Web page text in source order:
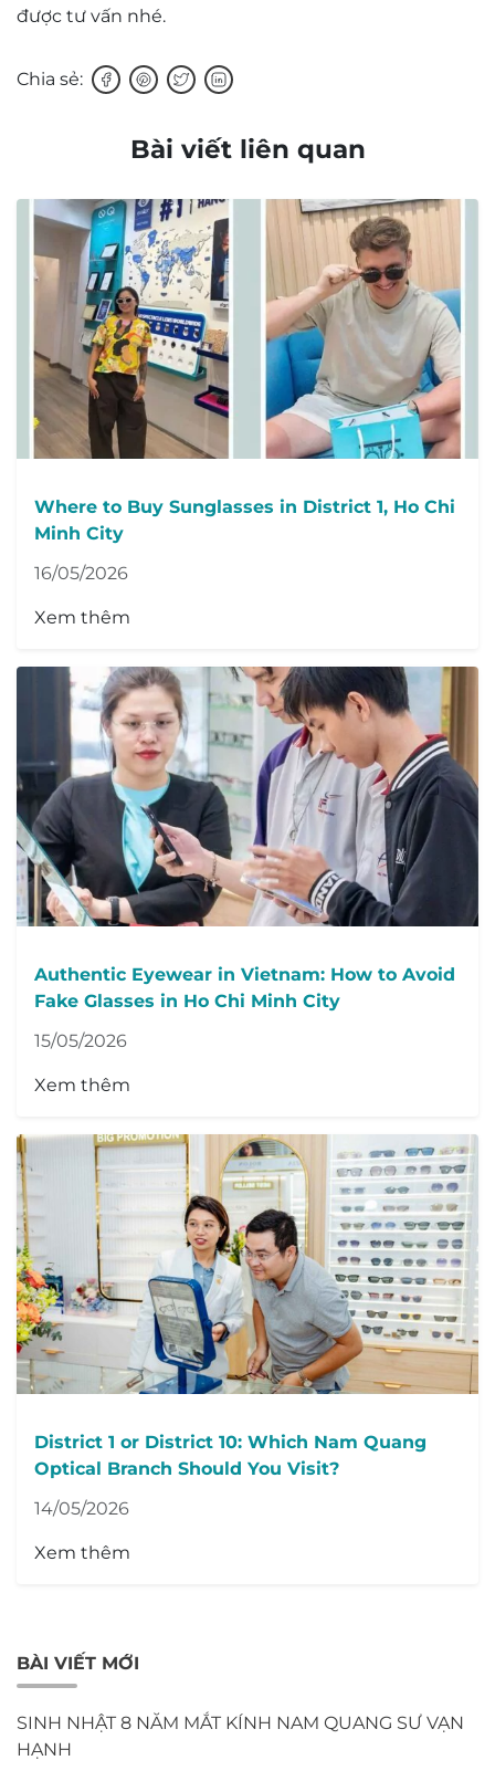
được tư vấn nhé.
Chia sẻ:
Bài viết liên quan
Where to Buy Sunglasses in District 1, Ho Chi
Minh City
16/05/2026
Xem thêm
Authentic Eyewear in Vietnam: How to Avoid
Fake Glasses in Ho Chi Minh City
15/05/2026
Xem thêm
District 1 or District 10: Which Nam Quang
Optical Branch Should You Visit?
14/05/2026
Xem thêm
BÀI VIẾT MỚI
SINH NHẬT 8 NĂM MẮT KÍNH NAM QUANG SƯ VẠN
HẠNH